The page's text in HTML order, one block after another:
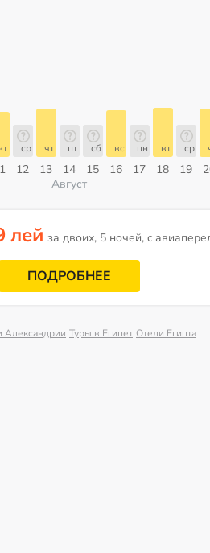
12
ср
13
чт
14
пт
15
сб
16
вс
17
пн
18
вт
19
ср
Август
лей за двоих, 5 ночей, c
ПОДРОБНЕЕ
Александрии Туры в Египет Отели Египта